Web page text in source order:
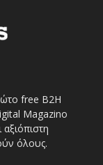
free Β2Η
Magazino
όλους.